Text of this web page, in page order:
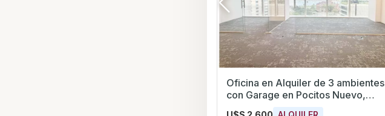
Oficina en Alquiler de 3 ambientes
con Garage en Pocitos Nuevo,
Montevideo